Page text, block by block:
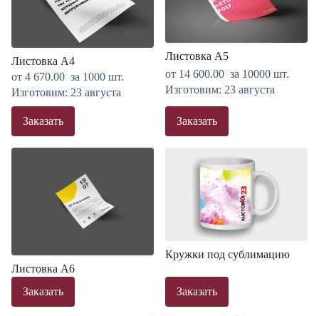
Листовка А4
от 4 670.00 за 1000 шт.
Изготовим: 23 августа
Заказать
Листовка А5
от 14 600.00 за 10000 шт.
Изготовим: 23 августа
Заказать
Листовка А6
Заказать
Кружки под сублимацию
Заказать